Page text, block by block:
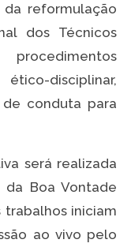
da reformulação
dos Técnicos
procedimentos
disciplinar,
conduta para
será realizada
Boa Vontade
trabalhos iniciam
ao vivo pelo